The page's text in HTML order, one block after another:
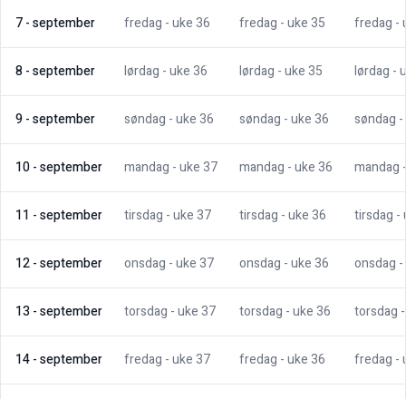
7-september fredag - uke36 fredag - uke35 fredag -
8-september lørdag - uke36 lørdag - uke35 lørdag -
9-september søndag - uke36 søndag - uke36 søndag
10-september mandag - uke37 mandag - uke36 mandag
11 -september tirsdag - uke37 tirsdag - uke36 tirsdag -
12-september onsdag - uke37 onsdag - uke36 onsdag
13 -september torsdag - uke37 torsdag - uke36 torsdag
14-september fredag - uke37 fredag - uke36 fredag -